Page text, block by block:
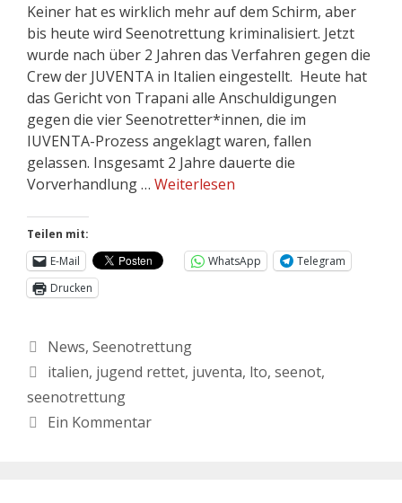
Keiner hat es wirklich mehr auf dem Schirm, aber
bis heute wird Seenotrettung kriminalisiert. Jetzt
wurde nach über 2 Jahren das Verfahren gegen die
Crew der JUVENTA in Italien eingestellt. Heute hat
das Gericht von Trapani alle Anschuldigungen
gegen die vier Seenotretter*innen, die im
IUVENTA-Prozess angeklagt waren, fallen
gelassen. Insgesamt 2 Jahre dauerte die
Vorverhandlung … Weiterlesen
Teilen mit:
E-Mail
WhatsApp
Telegram
Drucken
News, Seenotrettung
italien, jugend rettet, juventa, lto, seenot,
seenotrettung
Ein Kommentar